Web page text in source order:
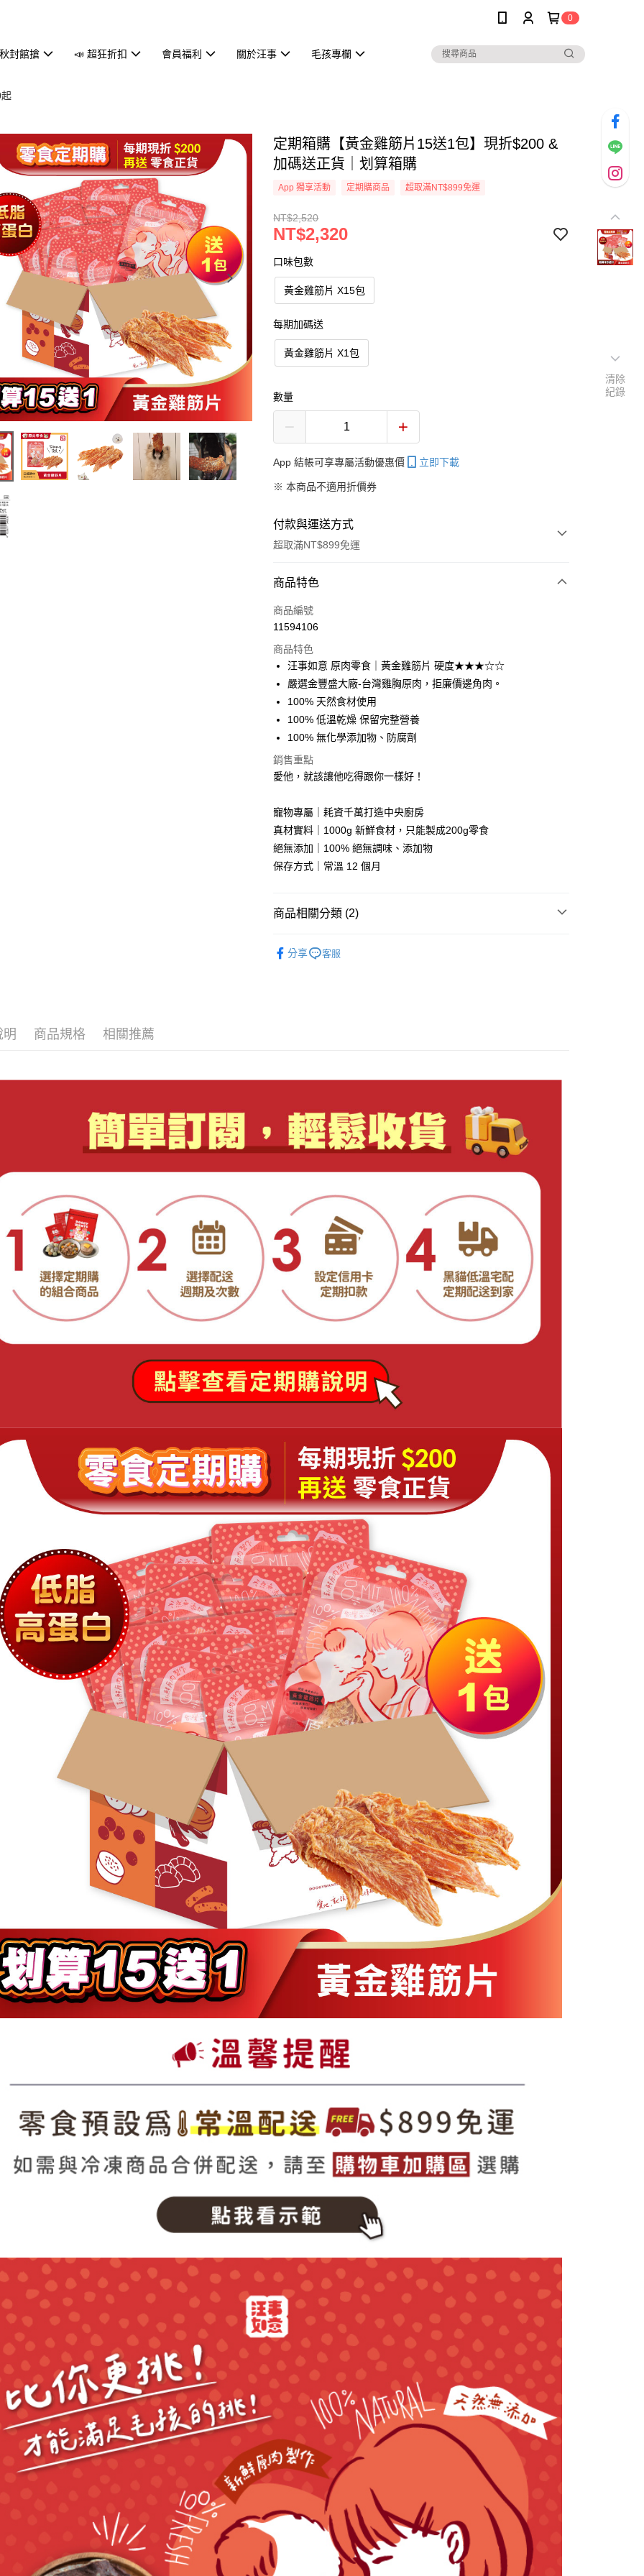
0
封館搶 📣 超狂折扣 會員福利 關於汪事 毛孩專欄
定期箱購【黃金雞筋片15送1包】現折$200 &
加碼送正貨｜划算箱購
App 獨享活動 定期購商品 超取滿NT$899免運
NT$2,520
NT$2,320
口味包數
黃金雞筋片 X15包
每期加碼送
黃金雞筋片 X1包
數量
App 結帳可享專屬活動優惠價 立即下載
※ 本商品不適用折價券
付款與運送方式
超取滿NT$899免運
付款方式
信用卡一次付款
運送方式
【全家取貨-先付款】常溫配送
每筆NT$60，滿NT$899(含以上)免運費
【7-11取貨-先付款】常溫配送
每筆NT$60，滿NT$1,099(含以上)免運費
【黑貓-常溫宅配】若同時選購冷凍鮮食，零食可改至購物車下方
每筆NT$80，滿NT$899(含以上)免運費
【黑貓宅配-離島】常溫配送
每筆NT$160，滿NT$1,800(含以上)免運費
商品特色
商品編號
11594106
商品特色
汪事如意 原肉零食｜黃金雞筋片 硬度★★★☆☆
嚴選金豐盛大廠-台灣雞胸原肉，拒廉價邊角肉。
100% 天然食材使用
100% 低溫乾燥 保留完整營養
100% 無化學添加物、防腐劑
銷售重點
愛他，就該讓他吃得跟你一樣好！
寵物專屬｜耗資千萬打造中央廚房
真材實料｜1000g 新鮮食材，只能製成200g零食
絕無添加｜100% 絕無調味、添加物
保存方式｜常溫 12 個月
商品相關分類 (2)
分享 客服
明 商品規格 相關推薦
清除
紀錄